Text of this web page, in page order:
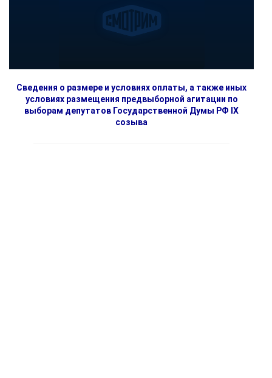
Сведения о размере и условиях оплаты, а также иных
условиях размещения предвыборной агитации по
выборам депутатов Государственной Думы РФ IX
созыва